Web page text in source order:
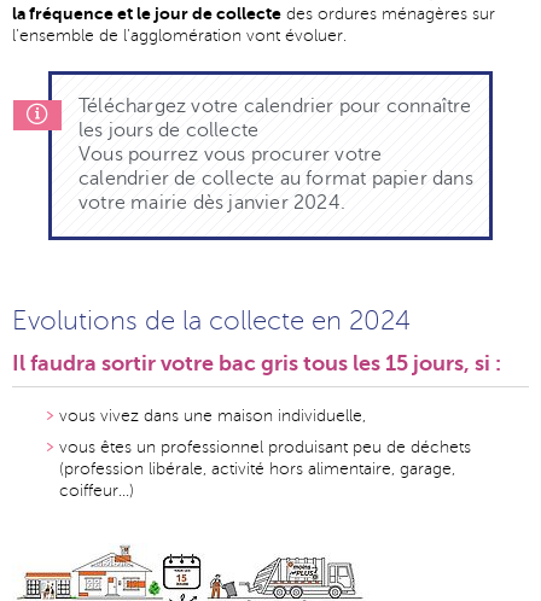
la fréquence et le jour de collecte des ordures ménagères sur
l’ensemble de l’agglomération vont évoluer.
Téléchargez votre calendrier pour connaître
les jours de collecte
Vous pourrez vous procurer votre
calendrier de collecte au format papier dans
votre mairie dès janvier 2024.
Evolutions de la collecte en 2024
Il faudra sortir votre bac gris tous les 15 jours, si :
vous vivez dans une maison individuelle,
vous êtes un professionnel produisant peu de déchets
(profession libérale, activité hors alimentaire, garage,
coiffeur...)